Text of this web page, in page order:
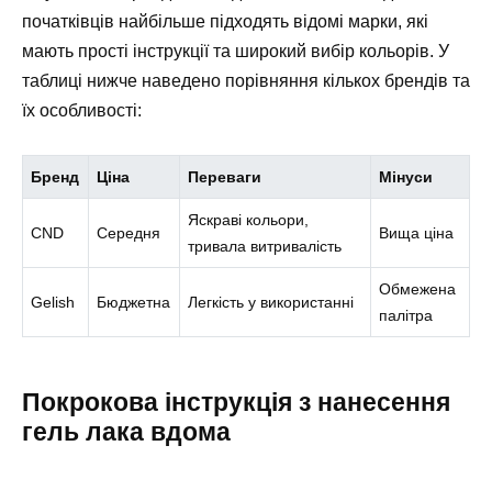
початківців найбільше підходять відомі марки, які
мають прості інструкції та широкий вибір кольорів. У
таблиці нижче наведено порівняння кількох брендів та
їх особливості:
Бренд Ціна Переваги Мінуси
CND Середня
Яскраві кольори,
тривала витривалість
Вища ціна
Gelish Бюджетна Легкість у використанні
Обмежена
палітра
Покрокова інструкція з нанесення
гель лака вдома